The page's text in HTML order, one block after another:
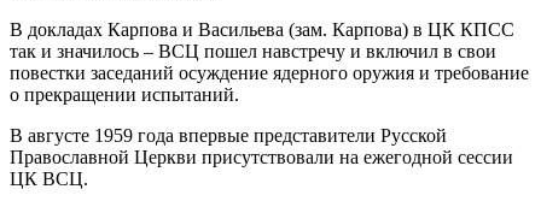
В докладах Карпова и Васильева (зам. Карпова) в ЦК КПСС
так и значилось – ВСЦ пошел навстречу и включил в свои
повестки заседаний осуждение ядерного оружия и требование
о прекращении испытаний.
В августе 1959 года впервые представители Русской
Православной Церкви присутствовали на ежегодной сессии
ЦК ВСЦ.